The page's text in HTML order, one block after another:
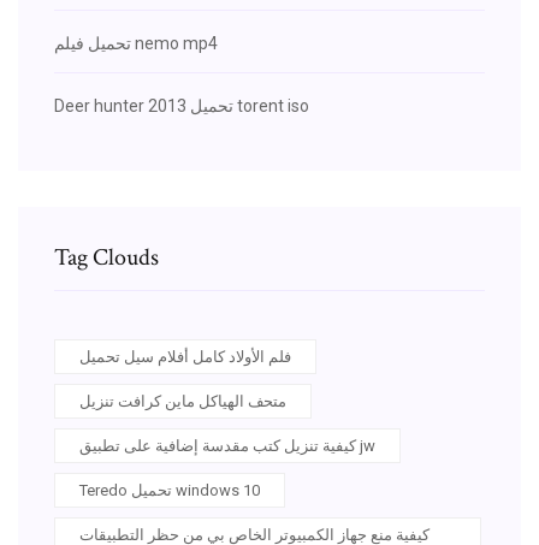
تحميل فيلم nemo mp4
Deer hunter 2013 تحميل torent iso
Tag Clouds
فلم الأولاد كامل أفلام سيل تحميل
متحف الهياكل ماين كرافت تنزيل
كيفية تنزيل كتب مقدسة إضافية على تطبيق jw
Teredo تحميل windows 10
كيفية منع جهاز الكمبيوتر الخاص بي من حظر التطبيقات